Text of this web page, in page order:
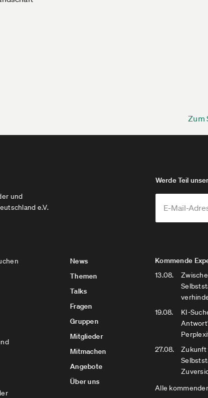
Zum
und
e.V.
Werde Teil
News
Themen
Talks
Fragen
Gruppen
Mitglieder
Mitmachen
Angebote
Über uns
Kommende
13.08.
19.08.
KI-
27.08.
Zukunft
Alle